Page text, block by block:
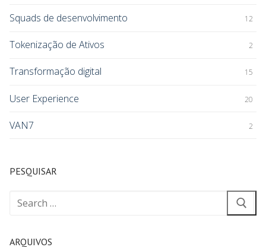
Squads de desenvolvimento 12
Tokenização de Ativos 2
Transformação digital 15
User Experience 20
VAN7 2
PESQUISAR
ARQUIVOS